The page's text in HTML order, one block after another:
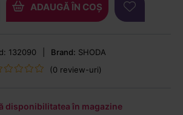
ADAUGĂ ÎN COȘ
132090 Brand: SHODA
(0 review-uri)
disponibilitatea în magazine